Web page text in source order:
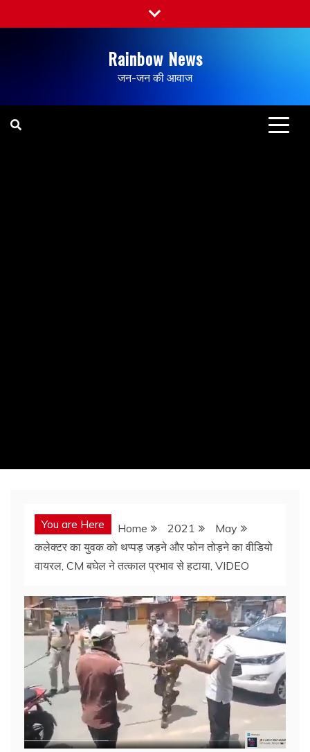
Rainbow News
जन-जन की आवाज
You are Here Home 2021
May
कलेक्टर का युवक को थप्पड़ जड़ने और फोन तोड़ने का वीडियो
वायरल, CM बघेल ने तत्काल प्रभाव से हटाया, VIDEO